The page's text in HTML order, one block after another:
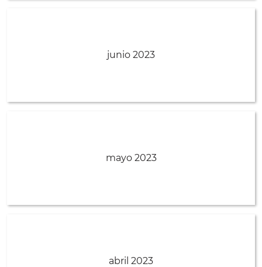
junio 2023
mayo 2023
abril 2023